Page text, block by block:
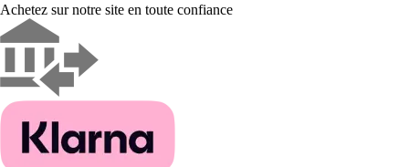
Achetez sur notre site en toute confiance